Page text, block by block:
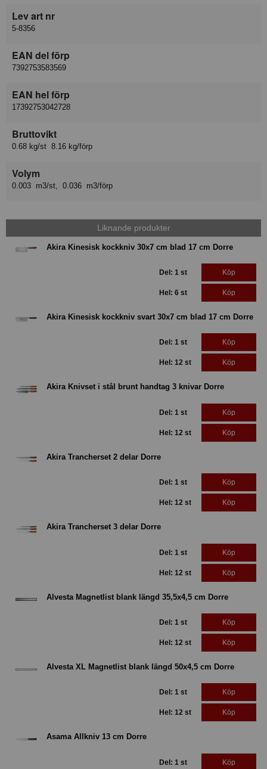
Lev art nr
5-8356
EAN del förp
7392753583569
EAN hel förp
17392753042728
Bruttovikt
0.68 kg/st 8.16 kg/förp
Volym
0.003 m3/st, 0.036 m3/förp
Liknande produkter
Akira Kinesisk kockkniv 30x7 cm blad 17 cm Dorre
Del: 1 st Köp
Hel: 6 st Köp
Akira Kinesisk kockkniv svart 30x7 cm blad 17 cm Dorre
Del: 1 st Köp
Hel: 12 st Köp
Akira Knivset i stål brunt handtag 3 knivar Dorre
Del: 1 st Köp
Hel: 12 st Köp
Akira Trancherset 2 delar Dorre
Del: 1 st Köp
Hel: 12 st Köp
Akira Trancherset 3 delar Dorre
Del: 1 st Köp
Hel: 12 st Köp
Alvesta Magnetlist blank längd 35,5x4,5 cm Dorre
Del: 1 st Köp
Hel: 12 st Köp
Alvesta XL Magnetlist blank längd 50x4,5 cm Dorre
Del: 1 st Köp
Hel: 12 st Köp
Asama Allkniv 13 cm Dorre
Del: 1 st Köp